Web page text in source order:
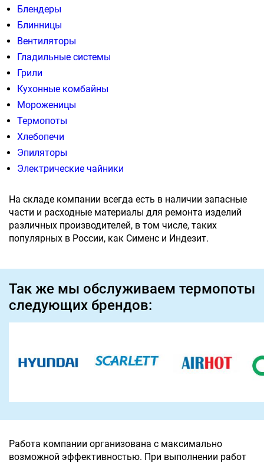
Блендеры
Блинницы
Вентиляторы
Гладильные системы
Грили
Кухонные комбайны
Мороженицы
Термопоты
Хлебопечи
Эпиляторы
Электрические чайники
На складе компании всегда есть в наличии запасные
части и расходные материалы для ремонта изделий
различных производителей, в том числе, таких
популярных в России, как Сименс и Индезит.
Так же мы обслуживаем термопоты
следующих брендов:
Работа компании организована с максимально
возможной эффективностью. При выполнении работ